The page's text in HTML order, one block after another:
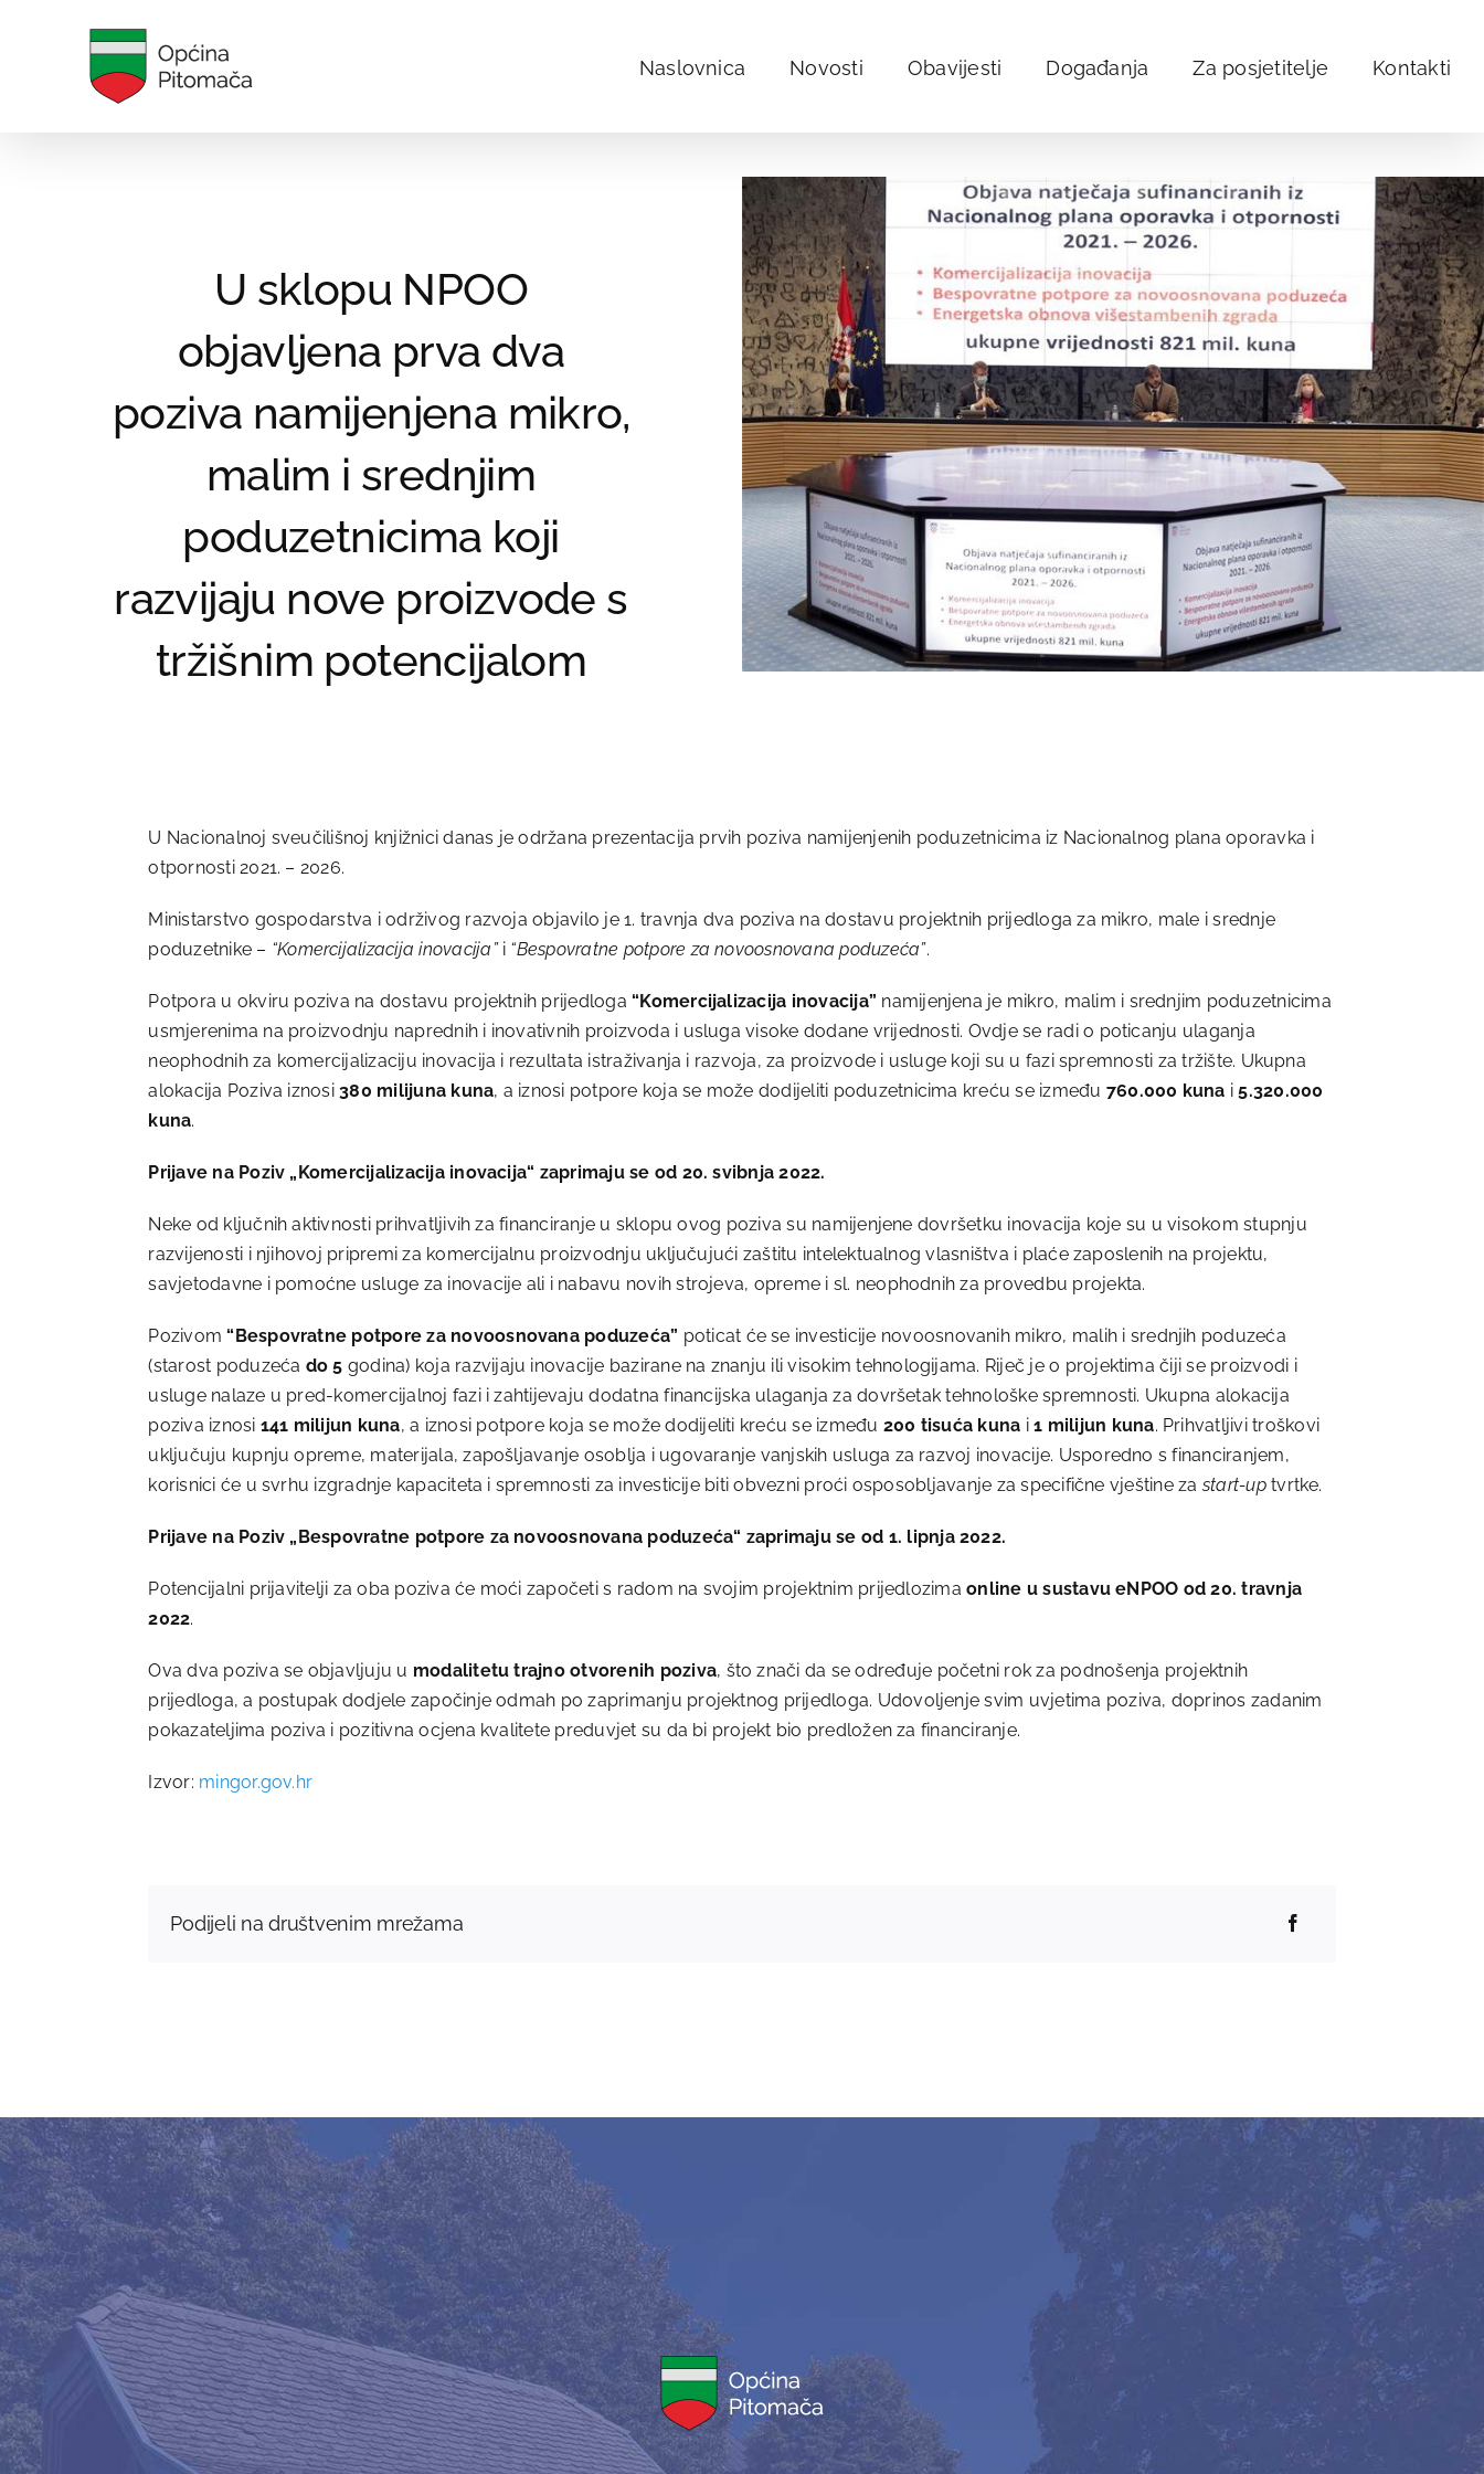
Naslovnica Novosti Obavijesti Događanja Za posjetitelje Kontakti
U sklopu NPOO
objavljena prva dva
poziva namijenjena mikro,
malim i srednjim
poduzetnicima koji
razvijaju nove proizvode s
tržišnim potencijalom
U Nacionalnoj sveučilišnoj knjižnici danas je održana prezentacija prvih poziva namijenjenih poduzetnicima iz Nacionalnog plana oporavka i
otpornosti 2021. – 2026.
Ministarstvo gospodarstva i održivog razvoja objavilo je 1. travnja dva poziva na dostavu projektnih prijedloga za mikro, male i srednje
poduzetnike – “Komercijalizacija inovacija”i “Bespovratne potpore za novoosnovana poduzeća”.
Potpora u okviru poziva na dostavu projektnih prijedloga“Komercijalizacija inovacija” namijenjena je mikro, malim i srednjim poduzetnicima
usmjerenima na proizvodnju naprednih i inovativnih proizvoda i usluga visoke dodane vrijednosti. Ovdje se radi o poticanju ulaganja
neophodnih za komercijalizaciju inovacija i rezultata istraživanja i razvoja, za proizvode i usluge koji su u fazi spremnosti za tržište. Ukupna
alokacija Poziva iznosi380 milijuna kuna, a iznosi potpore koja se može dodijeliti poduzetnicima kreću se između 760.000 kuna i5.320.000
kuna.
Prijave na Poziv „Komercijalizacija inovacija“ zaprimaju se od 20. svibnja 2022.
Neke od ključnih aktivnosti prihvatljivih za financiranje u sklopu ovog poziva su namijenjene dovršetku inovacija koje su u visokom stupnju
razvijenosti i njihovoj pripremi za komercijalnu proizvodnju uključujući zaštitu intelektualnog vlasništva i plaće zaposlenih na projektu,
savjetodavne i pomoćne usluge za inovacije ali i nabavu novih strojeva, opreme i sl. neophodnih za provedbu projekta.
Pozivom“Bespovratne potpore za novoosnovana poduzeća” poticat će se investicije novoosnovanih mikro, malih i srednjih poduzeća
(starost poduzeća do 5 godina) koja razvijaju inovacije bazirane na znanju ili visokim tehnologijama. Riječ je o projektima čiji se proizvodi i
usluge nalaze u pred-komercijalnoj fazi i zahtijevaju dodatna financijska ulaganja za dovršetak tehnološke spremnosti. Ukupna alokacija
poziva iznosi 141 milijun kuna, a iznosi potpore koja se može dodijeliti kreću se između 200 tisuća kuna i1 milijun kuna. Prihvatljivi troškovi
uključuju kupnju opreme, materijala, zapošljavanje osoblja i ugovaranje vanjskih usluga za razvoj inovacije. Usporedno s financiranjem,
korisnici će u svrhu izgradnje kapaciteta i spremnosti za investicije biti obvezni proći osposobljavanje za specifične vještine zastart-uptvrtke.
Prijave na Poziv „Bespovratne potpore za novoosnovana poduzeća“ zaprimaju se od 1. lipnja 2022.
Potencijalni prijavitelji za oba poziva će moći započeti s radom na svojim projektnim prijedlozimaonline u sustavu eNPOO od 20. travnja
2022.
Ova dva poziva se objavljuju u modalitetu trajno otvorenih poziva, što znači da se određuje početni rok za podnošenja projektnih
prijedloga, a postupak dodjele započinje odmah po zaprimanju projektnog prijedloga. Udovoljenje svim uvjetima poziva, doprinos zadanim
pokazateljima poziva i pozitivna ocjena kvalitete preduvjet su da bi projekt bio predložen za financiranje.
Izvor: mingor.gov.hr
Podijeli na društvenim mrežama